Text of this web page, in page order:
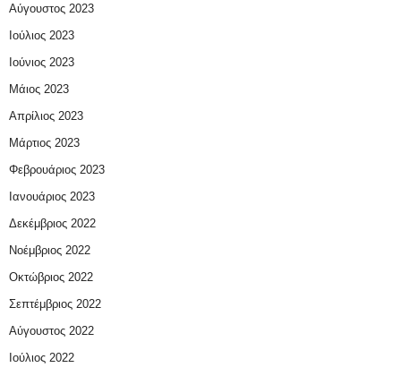
Αύγουστος 2023
Ιούλιος 2023
Ιούνιος 2023
Μάιος 2023
Απρίλιος 2023
Μάρτιος 2023
Φεβρουάριος 2023
Ιανουάριος 2023
Δεκέμβριος 2022
Νοέμβριος 2022
Οκτώβριος 2022
Σεπτέμβριος 2022
Αύγουστος 2022
Ιούλιος 2022